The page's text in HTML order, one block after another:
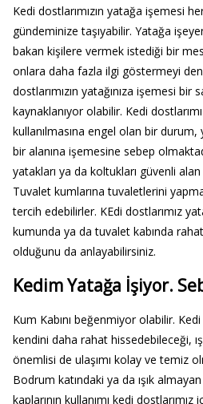
Kedi dostlarımızın yatağa işemesi
gündeminize taşıyabilir. Yatağa
bakan kişilere vermek istediği bir
onlara daha fazla ilgi göstermeyi
dostlarımızın yatağınıza işemesi bir
kaynaklanıyor olabilir. Kedi
kullanılmasına engel olan bir
bir alanına işemesine sebep
yatakları ya da koltukları güvenli
Tuvalet kumlarına tuvaletlerini
tercih edebilirler. KEdi dostlarımız
kumunda ya da tuvalet kabında
olduğunu da anlayabilirsiniz.
Kedim Yatağa İşiyor.
Kum Kabını beğenmiyor olabilir. Kedi
kendini daha rahat hissedebileceği,
önemlisi de ulaşımı kolay ve temiz
Bodrum katındaki ya da ışık
kaplarının kullanımı kedi